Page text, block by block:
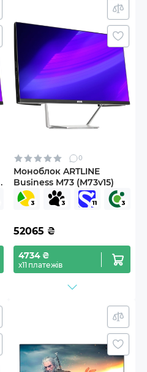
0
Моноблок ARTLINE
Business M73 (M73v15)
52065 ₴
4734 ₴
х11 платежів